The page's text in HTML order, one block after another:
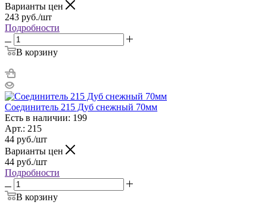
Варианты цен
243 руб./шт
Подробности
В корзину
Соединитель 215 Дуб снежный 70мм
Есть в наличии: 199
Арт.: 215
44 руб./шт
Варианты цен
44 руб./шт
Подробности
В корзину